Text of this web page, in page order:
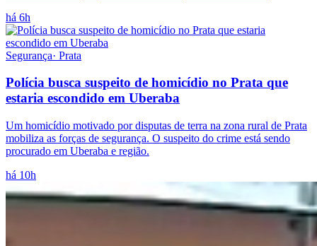
há 6h
Segurança· Prata
Polícia busca suspeito de homicídio no Prata que
estaria escondido em Uberaba
Um homicídio motivado por disputas de terra na zona rural de Prata
mobiliza as forças de segurança. O suspeito do crime está sendo
procurado em Uberaba e região.
há 10h